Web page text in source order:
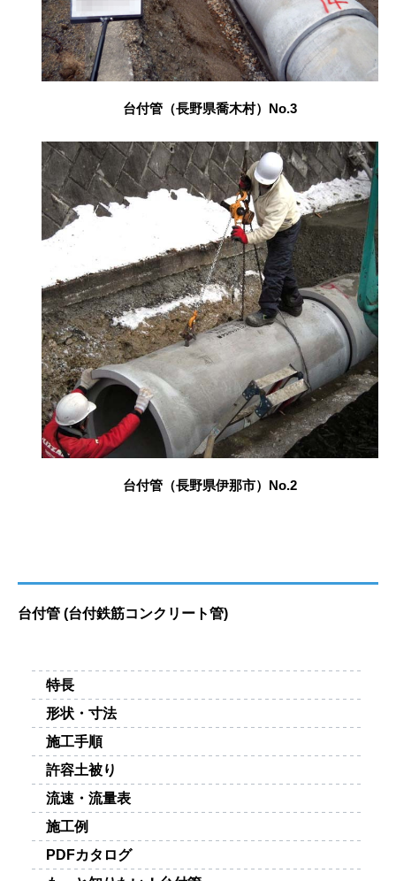
台付管（長野県喬木村）No.3
台付管（長野県伊那市）No.2
台付管 (台付鉄筋コンクリート管)
特長
形状・寸法
施工手順
許容土被り
流速・流量表
施工例
PDFカタログ